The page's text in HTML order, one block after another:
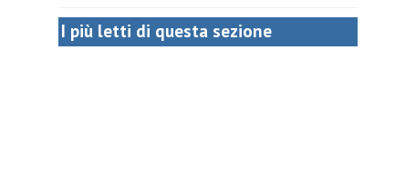
I più letti di questa sezione